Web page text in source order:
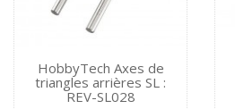
HobbyTech Axes de
triangles arrières SL :
REV-SL028